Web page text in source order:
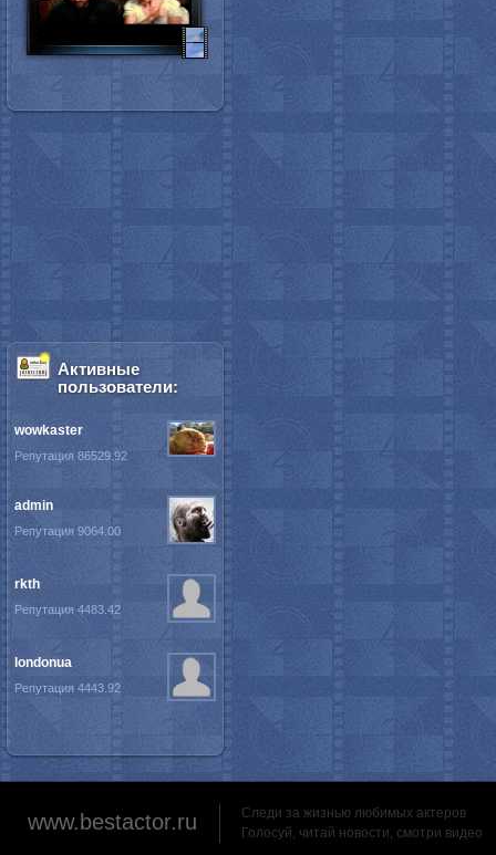
Активные
пользователи:
wowkaster
Репутация 86529.92
admin
Репутация 9064.00
rkth
Репутация 4483.42
londonua
Репутация 4443.92
www.bestactor.ru
Следи за жизнью любимых актеров
Голосуй, читай новости, смотри видео